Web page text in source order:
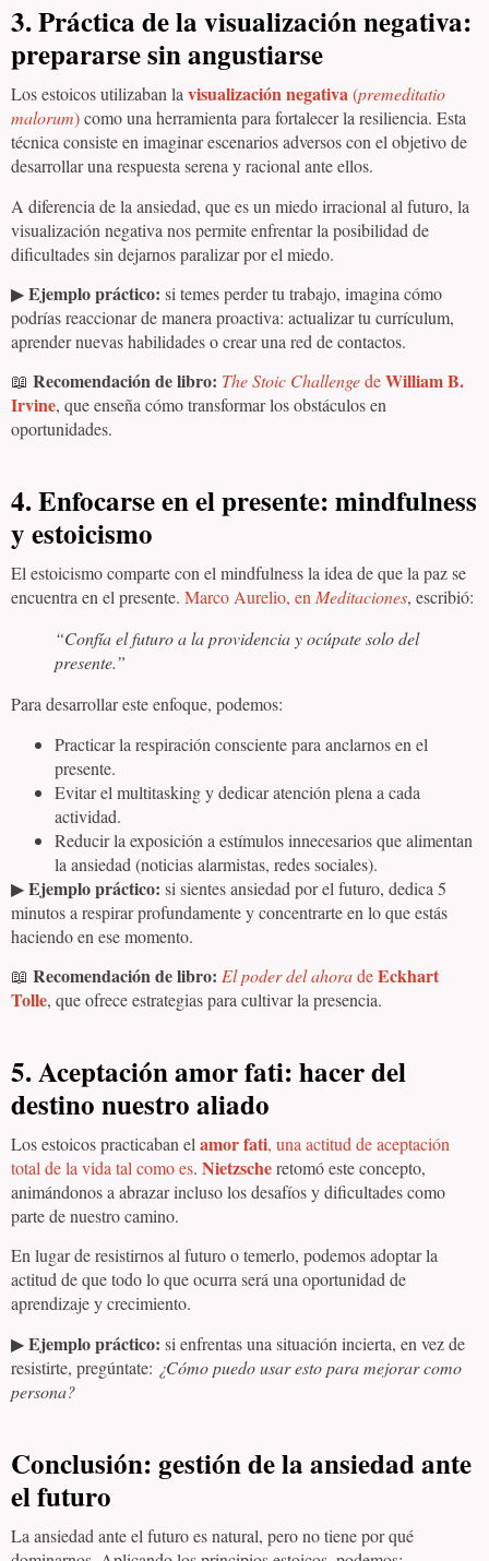
3. Práctica de la visualización negativa:
prepararse sin angustiarse
Los estoicos utilizaban la visualización negativa(premeditatio
malorum)como una herramienta para fortalecer la resiliencia. Esta
técnica consiste en imaginar escenarios adversos con el objetivo de
desarrollar una respuesta serena y racional ante ellos.
A diferencia de la ansiedad, que es un miedo irracional al futuro, la
visualización negativa nos permite enfrentar la posibilidad de
dificultades sin dejarnos paralizar por el miedo.
▶Ejemplo práctico: si temes perder tu trabajo, imagina cómo
podrías reaccionar de manera proactiva: actualizar tu currículum,
aprender nuevas habilidades o crear una red de contactos.
📖 Recomendación de libro: The Stoic ChallengedeWilliam B.
Irvine, que enseña cómo transformar los obstáculos en
oportunidades.
4. Enfocarse en el presente: mindfulness
y estoicismo
El estoicismo comparte con el mindfulness la idea de que la paz se
encuentra en el presente. Marco Aurelio, enMeditaciones, escribió:
“Confía el futuro a la providencia y ocúpate solo del
presente.”
Para desarrollar este enfoque, podemos:
Practicar la respiración consciente para anclarnos en el
presente.
Evitar el multitasking y dedicar atención plena a cada
actividad.
Reducir la exposición a estímulos innecesarios que alimentan
la ansiedad (noticias alarmistas, redes sociales).
▶Ejemplo práctico: si sientes ansiedad por el futuro, dedica 5
minutos a respirar profundamente y concentrarte en lo que estás
haciendo en ese momento.
📖 Recomendación de libro: El poder del ahoradeEckhart
Tolle, que ofrece estrategias para cultivar la presencia.
5. Aceptación amor fati: hacer del
destino nuestro aliado
Los estoicos practicaban el amor fati, una actitud de aceptación
total de la vida tal como es. Nietzscheretomó este concepto,
animándonos a abrazar incluso los desafíos y dificultades como
parte de nuestro camino.
En lugar de resistirnos al futuro o temerlo, podemos adoptar la
actitud de que todo lo que ocurra será una oportunidad de
aprendizaje y crecimiento.
▶Ejemplo práctico: si enfrentas una situación incierta, en vez de
resistirte, pregúntate: ¿Cómo puedo usar esto para mejorar como
persona?
Conclusión: gestión de la ansiedad ante
el futuro
La ansiedad ante el futuro es natural, pero no tiene por qué